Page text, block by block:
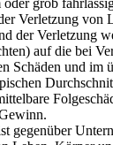
Verletzung von
der Verletzung
auf die bei
Schäden und im
gegenüber